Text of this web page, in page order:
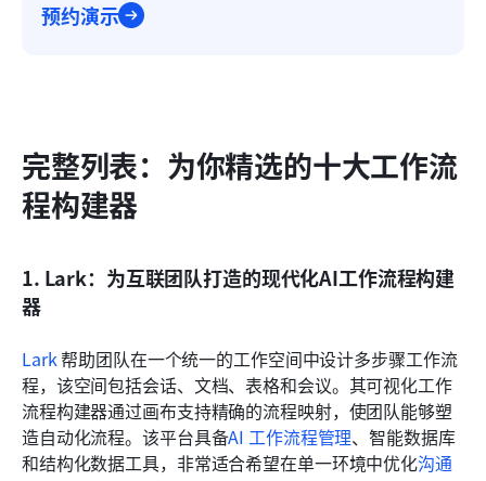
预约演示
完整列表：为你精选的十大工作流
程构建器
1. Lark：为互联团队打造的现代化AI工作流程构建
器
Lark 帮助团队在一个统一的工作空间中设计多步骤工作流
程，该空间包括会话、文档、表格和会议。其可视化工作
流程构建器通过画布支持精确的流程映射，使团队能够塑
造自动化流程。该平台具备AI 工作流程管理、智能数据库
和结构化数据工具，非常适合希望在单一环境中优化沟通